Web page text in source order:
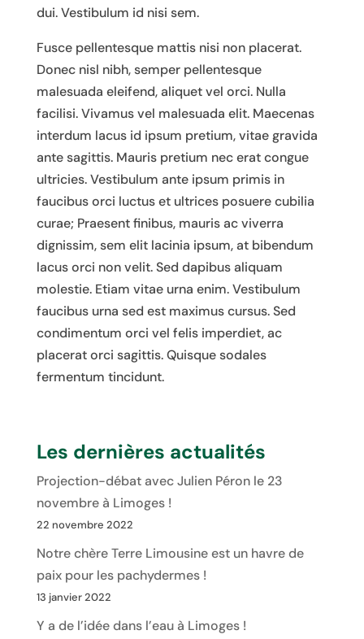
dui. Vestibulum id nisi sem.
Fusce pellentesque mattis nisi non placerat.
Donec nisl nibh, semper pellentesque
malesuada eleifend, aliquet vel orci. Nulla
facilisi. Vivamus vel malesuada elit. Maecenas
interdum lacus id ipsum pretium, vitae gravida
ante sagittis. Mauris pretium nec erat congue
ultricies. Vestibulum ante ipsum primis in
faucibus orci luctus et ultrices posuere cubilia
curae; Praesent finibus, mauris ac viverra
dignissim, sem elit lacinia ipsum, at bibendum
lacus orci non velit. Sed dapibus aliquam
molestie. Etiam vitae urna enim. Vestibulum
faucibus urna sed est maximus cursus. Sed
condimentum orci vel felis imperdiet, ac
placerat orci sagittis. Quisque sodales
fermentum tincidunt.
Les dernières actualités
Projection-débat avec Julien Péron le 23
novembre à Limoges !
22 novembre 2022
Notre chère Terre Limousine est un havre de
paix pour les pachydermes !
13 janvier 2022
Y a de l’idée dans l’eau à Limoges !